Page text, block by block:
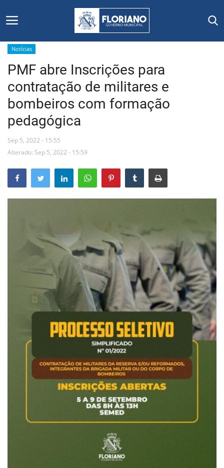
Início
Editais
Floriano
Secretarias e Órgãos
Mural de Licitações
Webmail
Contato
Notícias
PMF abre Inscrições para
contratação de militares e
bombeiros com formação
pedagógica
Sep 5, 2022 - 15:55
Alterado: Sep 5, 2022 - 15:59